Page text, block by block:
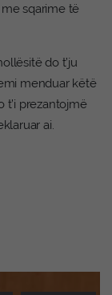
sqarime të
do t’ju
menduar këtë
t’i prezantojmë
ai.